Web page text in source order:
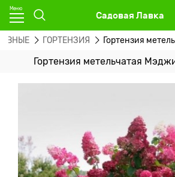
Садовая Лавка
ГОРТЕНЗИЯ Гортензия
Гортензия метельчатая